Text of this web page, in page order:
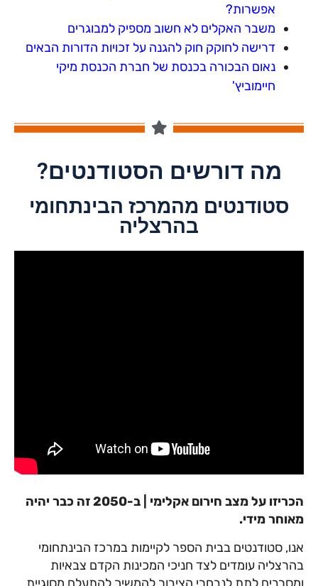
אפשרות?
משבר האקלים לא חשוב מספיק למבוגרים
דרישה לחוקק חוק להגנה על זכויות הדורות הבאים
נאום הבכורה בכנסת של חברת הכנסת מיקי
חיימוביץ'
מה דורשים הסטודנטים?
סטודנטים מהמרכז הבינתחומי
בהרצליה
הכריזו על מצב חירום אקלימי | ב-2050 זה כבר יהיה
מאוחר מידי.
אנו, סטודנטים בבית הספר לקיימות במרכז הבינתחומי
בהרצליה עומדים לצד חניכי המכינות הקדם צבאיות
ומסרבים לתת לנבחרי הציבור להמשיך להתעלם מסוגיית